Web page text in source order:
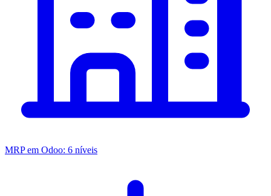
MRP em Odoo: 6 níveis